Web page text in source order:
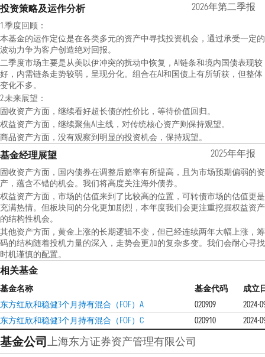
投资策略及运作分析 2026年第二季报
1.季度回顾：
本基金的运作定位是在各类多元的资产中寻找投资机会，通过承受一定的
波动力争为客户创造绝对回报。
二季度市场主要是从美以伊冲突的扰动中恢复，AI链条和境内国债表现较
好，内需链条走势较弱，呈现分化。组合在AI和国债上有所斩获，但整体
变化不多。
2.未来展望：
固收资产方面，继续看好超长债的性价比，等待价值回归。
权益资产方面，继续聚焦AI主线，对传统核心资产则保持观望。
商品资产方面，没有观察到明显的投资机会，保持观望。
基金经理展望 2025年年报
固收资产方面，国内债券在调整后赔率有所提高，且为市场预期偏弱的资
产，蕴含不错的机会。我们将高度关注海外债券。
权益资产方面，市场的估值来到了比较高的位置，可转债市场的估值更是
充满热情。但板块间的分化更加剧烈，本年度我们会更注重挖掘权益资产
的结构性机会。
其他资产方面，黄金上涨的长期逻辑不变，但已经连续两年大幅上涨，筹
码的结构随着投机力量的深入，走势会更加的复杂多变。我们会耐心寻找
时机谨慎的配置。
相关基金
基金名称 基金代码
成立
东方红欣和稳健3个月持有混合（FOF）A
020909
2024-
东方红欣和稳健3个月持有混合（FOF）C
020910 2024-
基金公司上海东方证券资产管理有限公司